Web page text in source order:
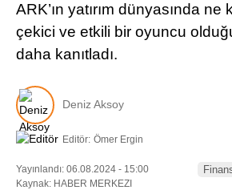
ARK’ın yatırım dünyasında
çekici ve etkili bir oyuncu
daha kanıtladı.
Deniz Aksoy
Editör: Ömer Ergin
Yayınlandı: 06.08.2024 - 15:00
Kaynak: HABER MERKEZI